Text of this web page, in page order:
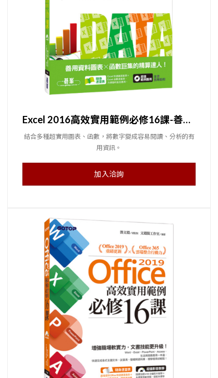
Excel 2016高效實用範例必修16課-善用資料圖表 x 函數巨集的精算達人
結合多種超實用圖表、函數，將數字變成容易閱讀、分析的有
用資訊。
加入洽詢